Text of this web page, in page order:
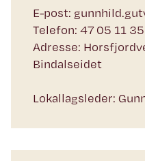
E-post:
Telefon: 47 05 11 35
Adresse:
Bindalseidet
Lokallagsleder: